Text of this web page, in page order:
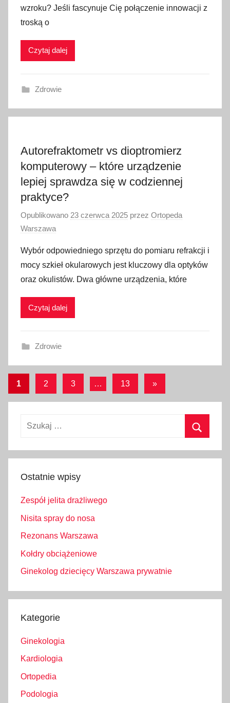
wzroku? Jeśli fascynuje Cię połączenie innowacji z
troską o
Czytaj dalej
Zdrowie
Autorefraktometr vs dioptromierz
komputerowy – które urządzenie
lepiej sprawdza się w codziennej
praktyce?
Opublikowano 23 czerwca 2025 przez Ortopeda
Warszawa
Wybór odpowiedniego sprzętu do pomiaru refrakcji i
mocy szkieł okularowych jest kluczowy dla optyków
oraz okulistów. Dwa główne urządzenia, które
Czytaj dalej
Zdrowie
Stronicowanie
wpisów
1 2 3 … 13
Następne
»
Szukaj:
Ostatnie wpisy
Zespół jelita drażliwego
Nisita spray do nosa
Rezonans Warszawa
Kołdry obciążeniowe
Ginekolog dziecięcy Warszawa prywatnie
Kategorie
Ginekologia
Kardiologia
Ortopedia
Podologia